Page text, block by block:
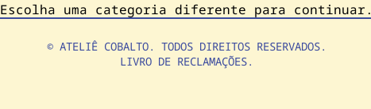
Escolha uma categoria diferente para continuar.
© ATELIÊ COBALTO. TODOS DIREITOS RESERVADOS.
LIVRO DE RECLAMAÇÕES.